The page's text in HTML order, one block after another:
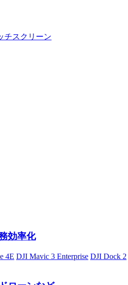
チスクリーン
効率化
4E DJI Mavic 3 Enterprise DJI Dock 2